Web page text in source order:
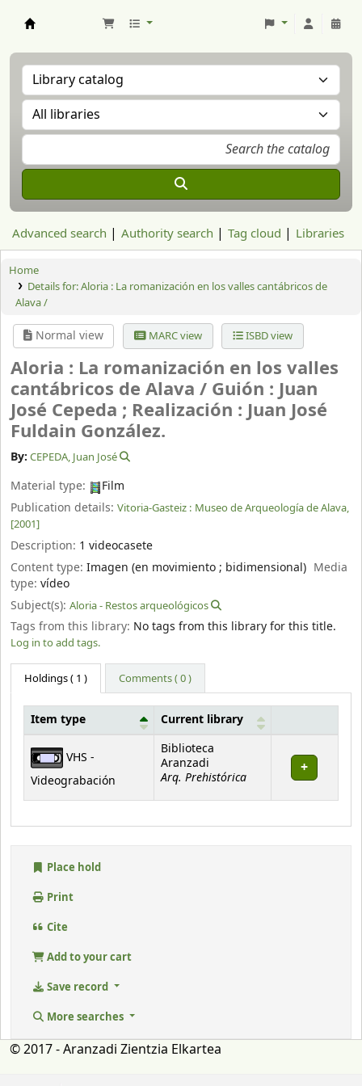
Advanced search Authority search Tag cloud Libraries
Home
Details for:Aloria : La romanización en los valles cantábricos de
Alava /
Normal view MARC view ISBD view
Aloria : La romanización en los valles
cantábricos de Alava / Guión : Juan
José Cepeda ; Realización : Juan José
Fuldain González.
By: CEPEDA, Juan José
Material type:
Film
Publication details: Vitoria-Gasteiz : Museo de Arqueología de Alava,
[2001]
Description: 1 videocasete
Content type: Imagen (en movimiento ; bidimensional) Media
type: vídeo
Subject(s): Aloria - Restos arqueológicos
Tags from this library: No tags from this library for this title.
Log in to add tags.
Holdings( 1 ) Comments ( 0 )
Item type Current library
VHS -
Videograbación
Biblioteca
Aranzadi
Arq. Prehistórica
Place hold
Print
Cite
Add to your cart
Save record
More searches
© 2017 - Aranzadi Zientzia Elkartea